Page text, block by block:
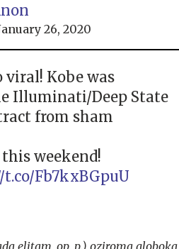
26, 2020
viral! Kobe was
Illuminati/Deep State
from sham
weekend!
Fb7kxBGpuU
elitam, op. p.) oziroma globoka